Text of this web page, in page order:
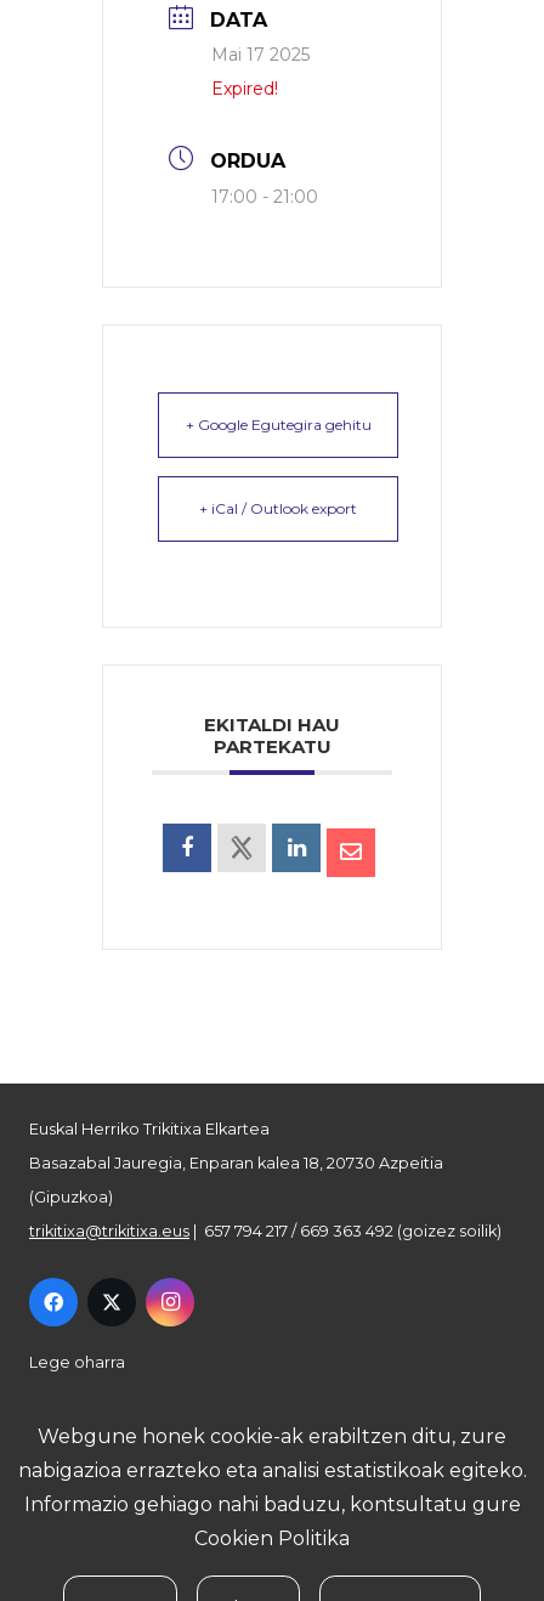
DATA
Mai 17 2025
Expired!
ORDUA
17:00 - 21:00
+ Google Egutegira gehitu
+ iCal / Outlook export
EKITALDI HAU
PARTEKATU
Euskal Herriko Trikitixa Elkartea
Basazabal Jauregia, Enparan kalea 18, 20730 Azpeitia
(Gipuzkoa)
trikitixa@trikitixa.eus | 657 794 217 / 669 363 492 (goizez soilik)
Lege oharra
Pribatutasun politika
Webgune honek cookie-ak erabiltzen ditu, zure
nabigazioa errazteko eta analisi estatistikoak egiteko.
Informazio gehiago nahi baduzu, kontsultatu gure
Cookien Politika